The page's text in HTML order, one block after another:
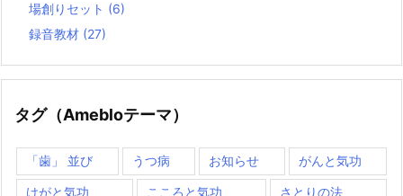
場創りセット (6)
録音教材 (27)
タグ（Amebloテーマ）
「歯」 並び うつ病 お知らせ がんと気功
けがと気功 こころと気功 さとりの法